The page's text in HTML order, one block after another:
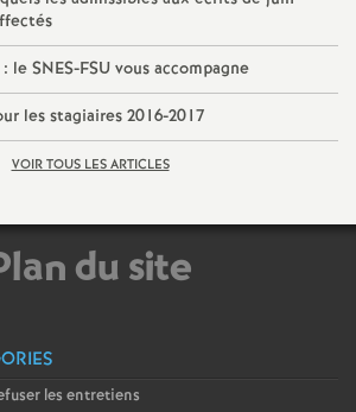
o
s
le SNES-FSU vous accompagne
les stagiaires 2016-2017
VOIR TOUS LES ARTICLES
du site
les entretiens